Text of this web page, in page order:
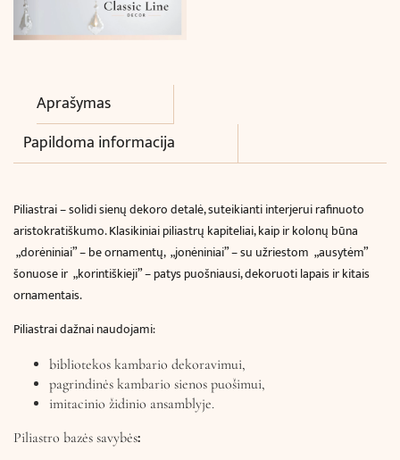
Aprašymas
Papildoma informacija
Piliastrai – solidi sienų dekoro detalė, suteikianti interjerui rafinuoto
aristokratiškumo. Klasikiniai piliastrų kapiteliai, kaip ir kolonų būna
„dorėniniai” – be ornamentų, „jonėniniai” – su užriestom „ausytėm”
šonuose ir „korintiškieji” – patys puošniausi, dekoruoti lapais ir kitais
ornamentais.
Piliastrai dažnai naudojami:
bibliotekos kambario dekoravimui,
pagrindinės kambario sienos puošimui,
imitacinio židinio ansamblyje.
Piliastro bazės savybės: